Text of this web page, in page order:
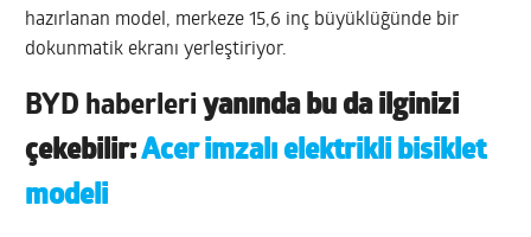
hazırlanan model, merkeze 15,6 inç büyüklüğünde bir
dokunmatik ekranı yerleştiriyor.
BYD haberleriyanında bu da ilginizi
çekebilir:Acer imzalı elektrikli bisiklet
modeli